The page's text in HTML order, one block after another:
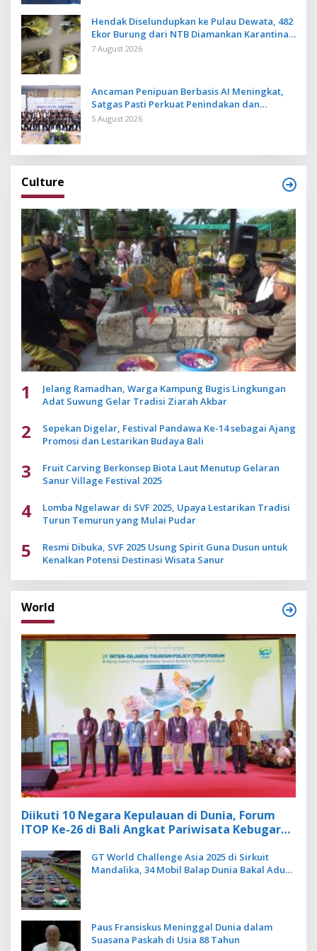
Hendak Diselundupkan ke Pulau Dewata, 482
Ekor Burung dari NTB Diamankan Karantina
Bali
7 August 2026
Ancaman Penipuan Berbasis AI Meningkat,
Satgas Pasti Perkuat Penindakan dan
Pengembangan Aplikasi Anti Penipuan
5 August 2026
Culture
1
Jelang Ramadhan, Warga Kampung Bugis Lingkungan
Adat Suwung Gelar Tradisi Ziarah Akbar
2
Sepekan Digelar, Festival Pandawa Ke-14 sebagai Ajang
Promosi dan Lestarikan Budaya Bali
3
Fruit Carving Berkonsep Biota Laut Menutup Gelaran
Sanur Village Festival 2025
4
Lomba Ngelawar di SVF 2025, Upaya Lestarikan Tradisi
Turun Temurun yang Mulai Pudar
5
Resmi Dibuka, SVF 2025 Usung Spirit Guna Dusun untuk
Kenalkan Potensi Destinasi Wisata Sanur
World
Diikuti 10 Negara Kepulauan di Dunia, Forum
ITOP Ke-26 di Bali Angkat Pariwisata Kebugaran
GT World Challenge Asia 2025 di Sirkuit
Mandalika, 34 Mobil Balap Dunia Bakal Adu
Paus Fransiskus Meninggal Dunia dalam
Suasana Paskah di Usia 88 Tahun